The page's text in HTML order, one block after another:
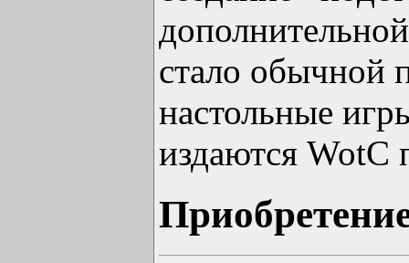
стало обычной
настольные
издаются